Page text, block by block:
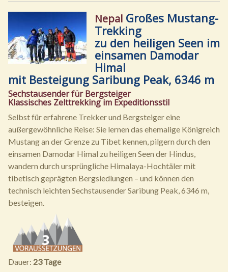
Nepal Großes Mustang-
Trekking
zu den heiligen Seen im
einsamen Damodar
Himal
mit Besteigung Saribung Peak, 6346 m
Sechstausender für Bergsteiger
Klassisches Zelttrekking im Expeditionsstil
Selbst für erfahrene Trekker und Bergsteiger eine
außergewöhnliche Reise: Sie lernen das ehemalige Königreich
Mustang an der Grenze zu Tibet kennen, pilgern durch den
einsamen Damodar Himal zu heiligen Seen der Hindus,
wandern durch ursprüngliche Himalaya-Hochtäler mit
tibetisch geprägten Bergsiedlungen – und können den
technisch leichten Sechstausender Saribung Peak, 6346 m,
besteigen.
Dauer: 23 Tage